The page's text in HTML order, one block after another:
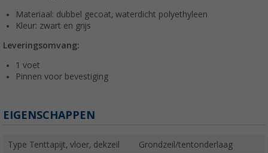
Materiaal: dubbel gecoat, waterdicht polyethyleen
Kleur: zwart en grijs
Leveringsomvang:
1 voet
Pinnen voor bevestiging
EIGENSCHAPPEN
Type Tenttapijt, vloer, dekzeil Grondzeil/tentonderlaag